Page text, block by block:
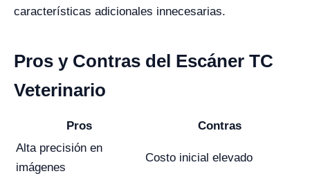
características adicionales innecesarias.
Pros y Contras del Escáner TC
Veterinario
Pros
Contras
Alta precisión en
imágenes
Costo inicial elevado